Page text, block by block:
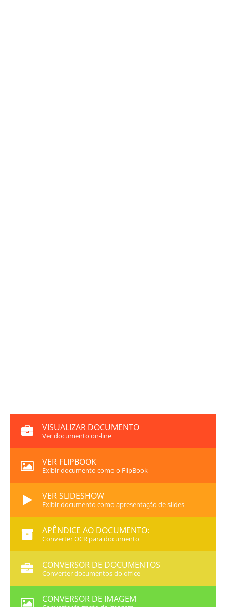
VISUALIZAR DOCUMENTO
Ver documento on-line
VER FLIPBOOK
Exibir documento como o FlipBook
VER SLIDESHOW
Exibir documento como apresentação de slides
APÊNDICE AO DOCUMENTO:
Converter OCR para documento
CONVERSOR DE DOCUMENTOS
Converter documentos do office
CONVERSOR DE IMAGEM